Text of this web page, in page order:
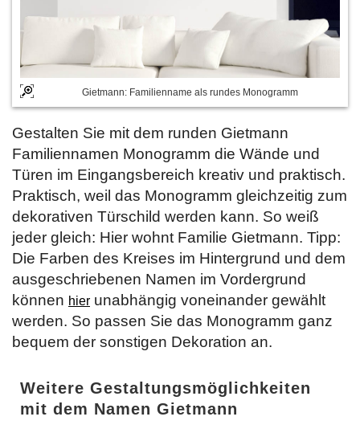
Gietmann: Familienname als rundes Monogramm
Gestalten Sie mit dem runden Gietmann
Familiennamen Monogramm die Wände und
Türen im Eingangsbereich kreativ und praktisch.
Praktisch, weil das Monogramm gleichzeitig zum
dekorativen Türschild werden kann. So weiß
jeder gleich: Hier wohnt Familie Gietmann. Tipp:
Die Farben des Kreises im Hintergrund und dem
ausgeschriebenen Namen im Vordergrund
können hier unabhängig voneinander gewählt
werden. So passen Sie das Monogramm ganz
bequem der sonstigen Dekoration an.
Weitere Gestaltungsmöglichkeiten
mit dem Namen Gietmann